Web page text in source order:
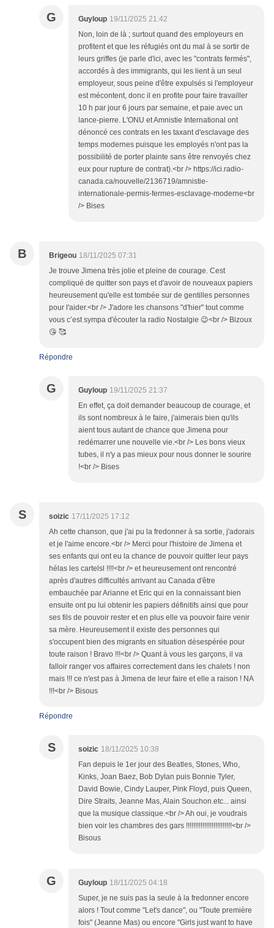
G Guyloup 19/11/2025 21:42
Non, loin de là ; surtout quand des employeurs en
profitent et que les réfugiés ont du mal à se sortir de
leurs griffes (je parle d'ici, avec les "contrats fermés",
accordés à des immigrants, qui les lient à un seul
employeur, sous peine d'être expulsés si l'employeur
est mécontent, donc il en profite pour faire travailler
10 h par jour 6 jours par semaine, et paie avec un
lance-pierre. L'ONU et Amnistie International ont
dénoncé ces contrats en les taxant d'esclavage des
temps modernes puisque les employés n'ont pas la
possibilité de porter plainte sans être renvoyés chez
eux pour rupture de contrat).<br /> https://ici.radio-
canada.ca/nouvelle/2136719/amnistie-
internationale-permis-fermes-esclavage-moderne<br
/> Bises
B Brigeou 18/11/2025 07:31
Je trouve Jimena très jolie et pleine de courage. Cest
compliqué de quitter son pays et d'avoir de nouveaux papiers
heureusement qu'elle est tombée sur de gentilles personnes
pour l'aider.<br /> J'adore les chansons "d'hier" tout comme
vous c’est sympa d'écouter la radio Nostalgie 😉<br /> Bizoux
😘 🥰
Répondre
G Guyloup 19/11/2025 21:37
En effet, ça doit demander beaucoup de courage, et
ils sont nombreux à le faire, j'aimerais bien qu'ils
aient tous autant de chance que Jimena pour
redémarrer une nouvelle vie.<br /> Les bons vieux
tubes, il n'y a pas mieux pour nous donner le sourire
!<br /> Bises
S soizic 17/11/2025 17:12
Ah cette chanson, que j'ai pu la fredonner à sa sortie, j'adorais
et je l'aime encore.<br /> Merci pour l'histoire de Jimena et
ses enfants qui ont eu la chance de pouvoir quitter leur pays
hélas les cartelsl !!!!<br /> et heureusement ont rencontré
après d'autres difficultés arrivant au Canada d'être
embauchée par Arianne et Eric qui en la connaissant bien
ensuite ont pu lui obtenir les papiers définitifs ainsi que pour
ses fils de pouvoir rester et en plus elle va pouvoir faire venir
sa mère. Heureusement il existe des personnes qui
s'occupent bien des migrants en situation désespérée pour
toute raison ! Bravo !!!<br /> Quant à vous les garçons, il va
falloir ranger vos affaires correctement dans les chalets ! non
mais !!! ce n'est pas à Jimena de leur faire et elle a raison ! NA
!!!<br /> Bisous
Répondre
S soizic 18/11/2025 10:38
Fan depuis le 1er jour des Beatles, Stones, Who,
Kinks, Joan Baez, Bob Dylan puis Bonnie Tyler,
David Bowie, Cindy Lauper, Pink Floyd, puis Queen,
Dire Straits, Jeanne Mas, Alain Souchon.etc... ainsi
que la musique classique.<br /> Ah oui, je voudrais
bien voir les chambres des gars !!!!!!!!!!!!!!!!!!!!!!!!!<br />
Bisous
G Guyloup 18/11/2025 04:18
Super, je ne suis pas la seule à la fredonner encore
alors ! Tout comme "Let's dance", ou "Toute première
fois" (Jeanne Mas) ou encore "Girls just want to have